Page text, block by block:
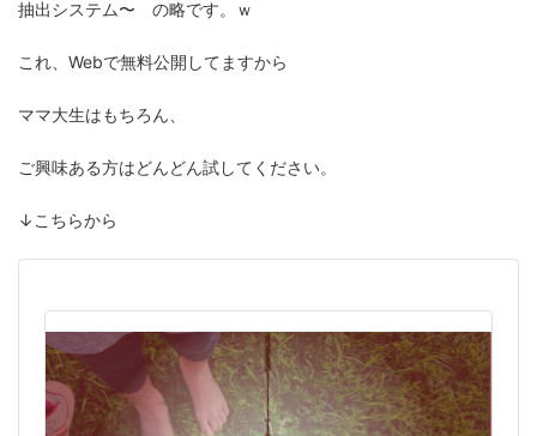
抽出システム〜 の略です。ｗ
これ、Webで無料公開してますから
ママ大生はもちろん、
ご興味ある方はどんどん試してください。
↓こちらから